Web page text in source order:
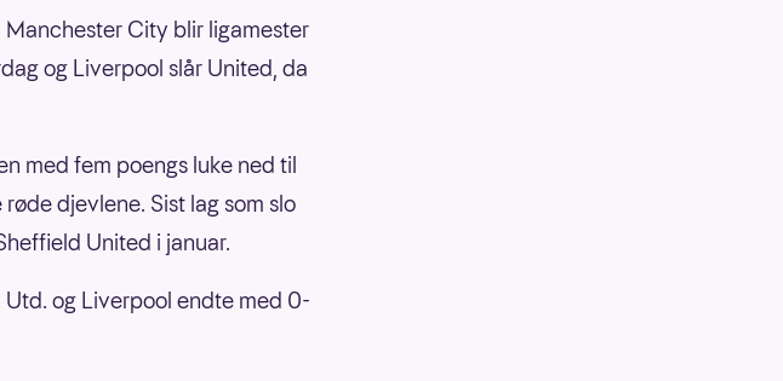
City blir ligamester
og Liverpool slår United, da
med fem poengs luke ned til
djevlene. Sist lag som slo
United i januar.
og Liverpool endte med 0-